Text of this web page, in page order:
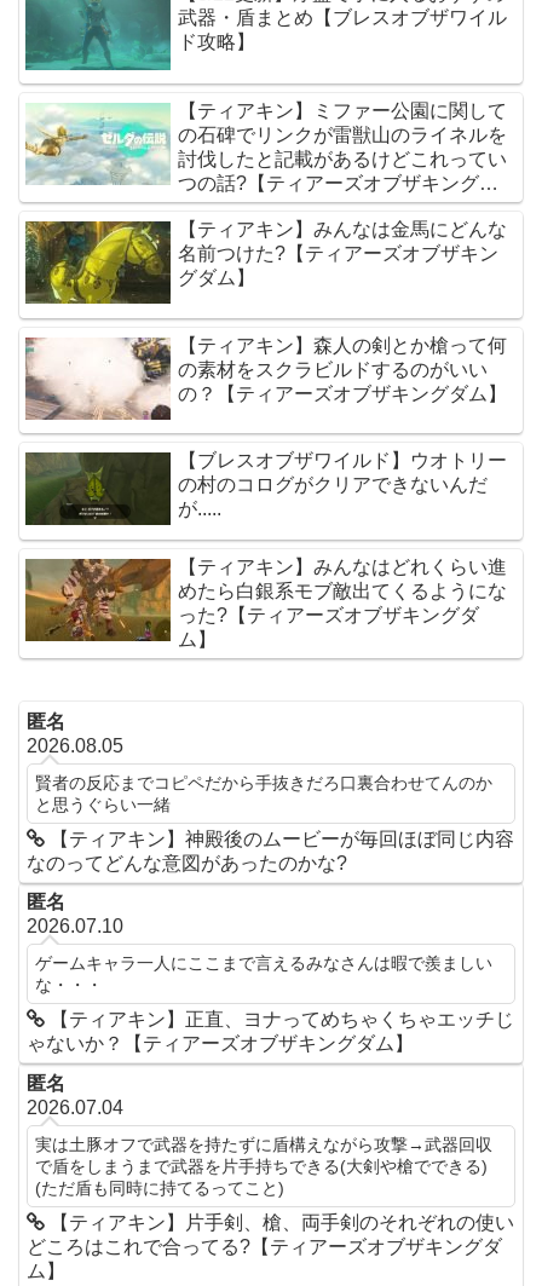
武器・盾まとめ【ブレスオブザワイル
ド攻略】
【ティアキン】ミファー公園に関して
の石碑でリンクが雷獣山のライネルを
討伐したと記載があるけどこれってい
つの話?【ティアーズオブザキングダ
ム】
【ティアキン】みんなは金馬にどんな
名前つけた?【ティアーズオブザキン
グダム】
【ティアキン】森人の剣とか槍って何
の素材をスクラビルドするのがいい
の？【ティアーズオブザキングダム】
【ブレスオブザワイルド】ウオトリー
の村のコログがクリアできないんだ
が.....
【ティアキン】みんなはどれくらい進
めたら白銀系モブ敵出てくるようにな
った?【ティアーズオブザキングダ
ム】
匿名
2026.08.05
賢者の反応までコピペだから手抜きだろ口裏合わせてんのか
と思うぐらい一緒
【ティアキン】神殿後のムービーが毎回ほぼ同じ内容
なのってどんな意図があったのかな?
匿名
2026.07.10
ゲームキャラ一人にここまで言えるみなさんは暇で羨ましい
な・・・
【ティアキン】正直、ヨナってめちゃくちゃエッチじ
ゃないか？【ティアーズオブザキングダム】
匿名
2026.07.04
実は土豚オフで武器を持たずに盾構えながら攻撃→武器回収
で盾をしまうまで武器を片手持ちできる(大剣や槍でできる)
(ただ盾も同時に持てるってこと)
【ティアキン】片手剣、槍、両手剣のそれぞれの使い
どころはこれで合ってる?【ティアーズオブザキングダ
ム】